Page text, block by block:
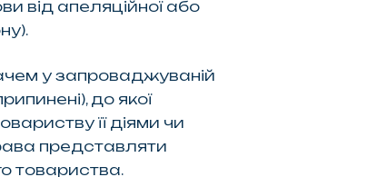
від апеляційної або
у запроваджуваній
до якої
її діями чи
представляти
товариства.